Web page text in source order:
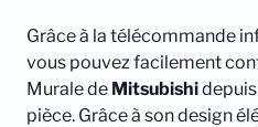
Grâce à la télécommande
vous pouvez facilement
Murale de Mitsubishi
pièce. Grâce à son design